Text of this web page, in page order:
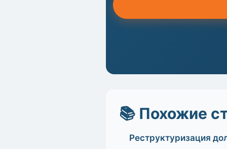
📚 Похожие
Реструктуризация